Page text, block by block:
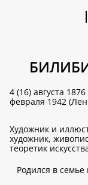
4 (16) августа
февраля 1942
Художник и
художник,
теоретик
Родился в